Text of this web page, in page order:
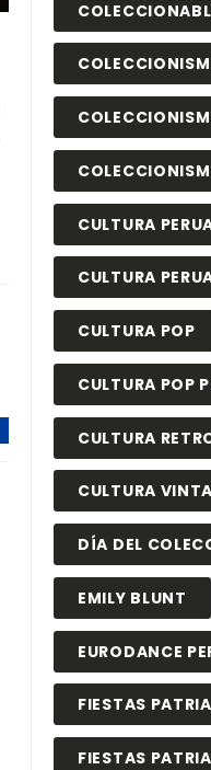
CULTURA
CULTURA
CULTURA POP
CULTURA POP
CULTURA
CULTURA
DÍA DEL
EMILY BLUNT
EURODANCE
FIESTAS
FIESTAS